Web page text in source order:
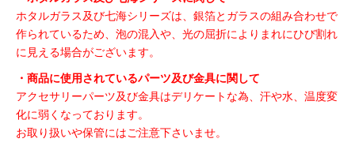
ホタルガラス及び七海シリーズは、銀箔とガラスの組み合わせで
作られているため、泡の混入や、光の屈折によりまれにひび割れ
に見える場合がございます。
・商品に使用されているパーツ及び金具に関して
アクセサリーパーツ及び金具はデリケートな為、汗や水、温度変
化に弱くなっております。
お取り扱いや保管にはご注意下さいませ。